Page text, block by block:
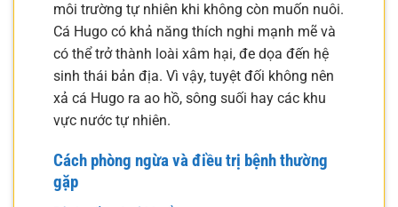
môi trường tự nhiên khi không còn muốn nuôi.
Cá Hugo có khả năng thích nghi mạnh mẽ và
có thể trở thành loài xâm hại, đe dọa đến hệ
sinh thái bản địa. Vì vậy, tuyệt đối không nên
xả cá Hugo ra ao hồ, sông suối hay các khu
vực nước tự nhiên.
Cách phòng ngừa và điều trị bệnh thường
gặp